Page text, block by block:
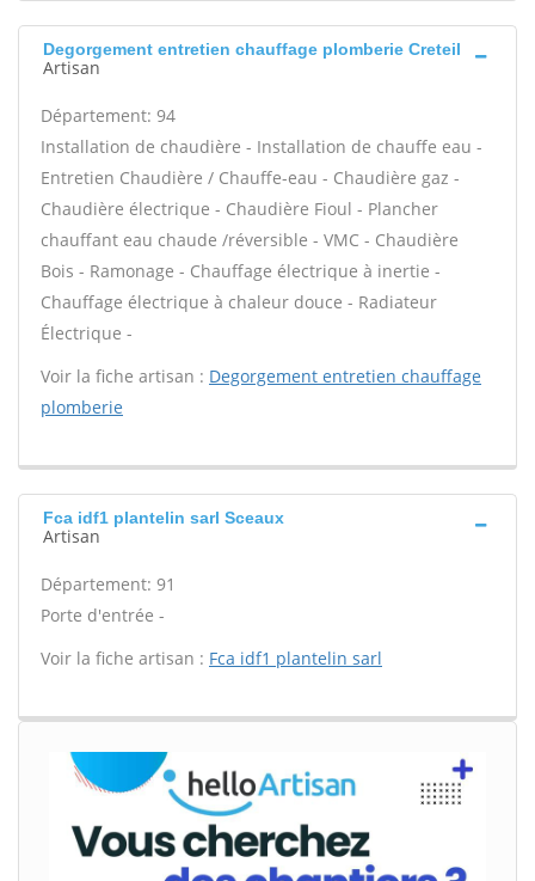
Degorgement entretien chauffage plomberie Creteil
Artisan
Département: 94
Installation de chaudière - Installation de chauffe eau -
Entretien Chaudière / Chauffe-eau - Chaudière gaz -
Chaudière électrique - Chaudière Fioul - Plancher
chauffant eau chaude /réversible - VMC - Chaudière
Bois - Ramonage - Chauffage électrique à inertie -
Chauffage électrique à chaleur douce - Radiateur
Électrique -
Voir la fiche artisan : Degorgement entretien chauffage
plomberie
Fca idf1 plantelin sarl Sceaux
Artisan
Département: 91
Porte d'entrée -
Voir la fiche artisan : Fca idf1 plantelin sarl